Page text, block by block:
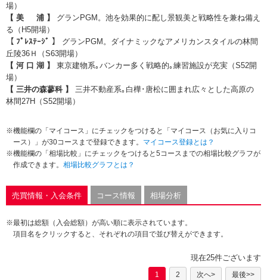
場）
【 美 浦 】
グランPGM。池を効果的に配し景観美と戦略性を兼ね備え
る（H5開場）
【 ﾌﾟﾚｽﾃｰｼﾞ 】
グランPGM。ダイナミックなアメリカンスタイルの林間
丘陵36Ｈ（S63開場）
【 河 口 湖 】
東京建物系｡バンカー多く戦略的｡練習施設が充実（S52開
場）
【 三井の森蓼科 】
三井不動産系｡白樺･唐松に囲まれ広々とした高原の
林間27H（S52開場）
※機能欄の「マイコース」にチェックをつけると「マイコース（お気に入りコ
ース）」が30コースまで登録できます。 マイコース登録とは？
※機能欄の「相場比較」にチェックをつけると5コースまでの相場比較グラフが
作成できます。 相場比較グラフとは？
売買情報・入会条件 コース情報 相場分析
※最初は総額（入会総額）が高い順に表示されています。
項目名をクリックすると、それぞれの項目で並び替えができます。
現在25件ございます
1 2 次へ> 最後>>